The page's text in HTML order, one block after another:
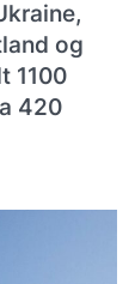
og
1100
420